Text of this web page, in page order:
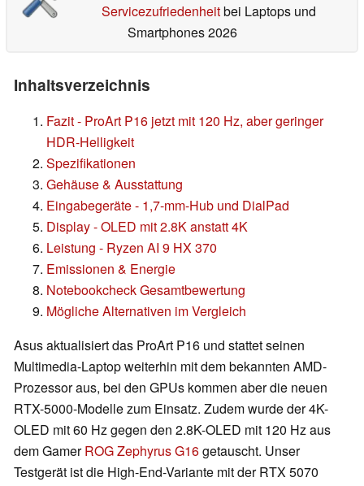
Servicezufriedenheitbei Laptops und
Smartphones 2026
Inhaltsverzeichnis
Fazit - ProArt P16 jetzt mit 120 Hz, aber geringer
HDR-Helligkeit
Spezifikationen
Gehäuse & Ausstattung
Eingabegeräte - 1,7-mm-Hub und DialPad
Display - OLED mit 2.8K anstatt 4K
Leistung - Ryzen AI 9 HX 370
Emissionen & Energie
Notebookcheck Gesamtbewertung
Mögliche Alternativen im Vergleich
Asus aktualisiert das ProArt P16 und stattet seinen
Multimedia-Laptop weiterhin mit dem bekannten AMD-
Prozessor aus, bei den GPUs kommen aber die neuen
RTX-5000-Modelle zum Einsatz. Zudem wurde der 4K-
OLED mit 60 Hz gegen den 2.8K-OLED mit 120 Hz aus
dem GamerROG Zephyrus G16getauscht. Unser
Testgerät ist die High-End-Variante mit der RTX 5070